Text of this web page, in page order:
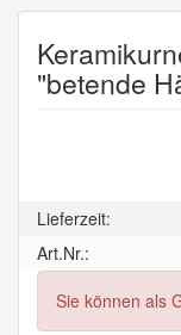
"betende
Lieferzeit:
Art.Nr.:
Sie können als